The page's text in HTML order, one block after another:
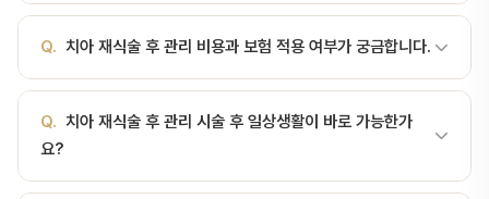
항생제 시작1~2주스플린트 유지, 부드러운 식사7~14일신경치료 시
작(성숙 치근)2~4주스플린트 제거, 일반 식사 복귀1·3·6개월정기 추
기: 반대편 위주찬·뜨거운 자극 피하기: 미지근하게흡연 금지: 치유
50% 이상 지연술·매운 음식 1주 자제스플린트 깨끗이: 부드러운 칫
솔로 가볍게0.12% 클로르헥시딘 가글: 1주 2회/일치…
계획 수립 → 시술 → 경과 관찰 순서로 진행합니다. 서울대 출신 전문
의가 직접 진료합니다.
지만, 일반적으로 30분~2시간 정도 소요됩니다. 정확한 시간은 진료
상담 시 안내해 드립니다.
Q. 치아 재식술 후 관리 비용과 보험 적용 여부가 궁금합니다.
험 적용 가능한 항목도 있으니, 서울비디치과 상담(041-415-2892)
을 통해 정확한 비용과 보험 적용 여부를 확인하세요.
Q. 치아 재식술 후 관리 시술 후 일상생활이 바로 가능한가
요?